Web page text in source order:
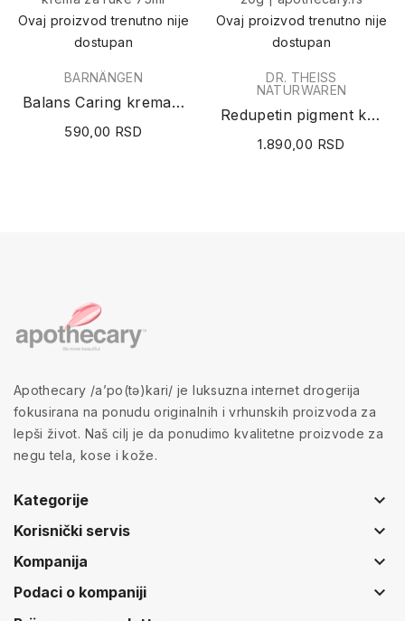
Ovaj proizvod trenutno nije
dostupan
BARNÄNGEN
Balans Caring krema za ruke 75ml
590,00 RSD
Ovaj proizvod trenutno nije
dostupan
DR. THEISS
NATURWAREN
Redupetin pigment krema 20g
1.890,00 RSD
Apothecary /a’po(tə)kari/ je luksuzna internet drogerija
fokusirana na ponudu originalnih i vrhunskih proizvoda za
lepši život. Naš cilj je da ponudimo kvalitetne proizvode za
negu tela, kose i kože.
Kategorije keyboard_arrow_down
Korisnički servis keyboard_arrow_down
Kompanija keyboard_arrow_down
Podaci o kompaniji keyboard_arrow_down